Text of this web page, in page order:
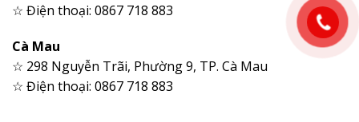
☆ Điện thoại: 0867 718 883
Cà Mau
☆ 298 Nguyễn Trãi, Phường 9, TP. Cà Mau
☆ Điện thoại: 0867 718 883